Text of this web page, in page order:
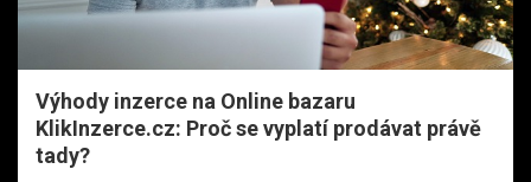
Výhody inzerce na Online bazaru
KlikInzerce.cz: Proč se vyplatí prodávat právě
tady?